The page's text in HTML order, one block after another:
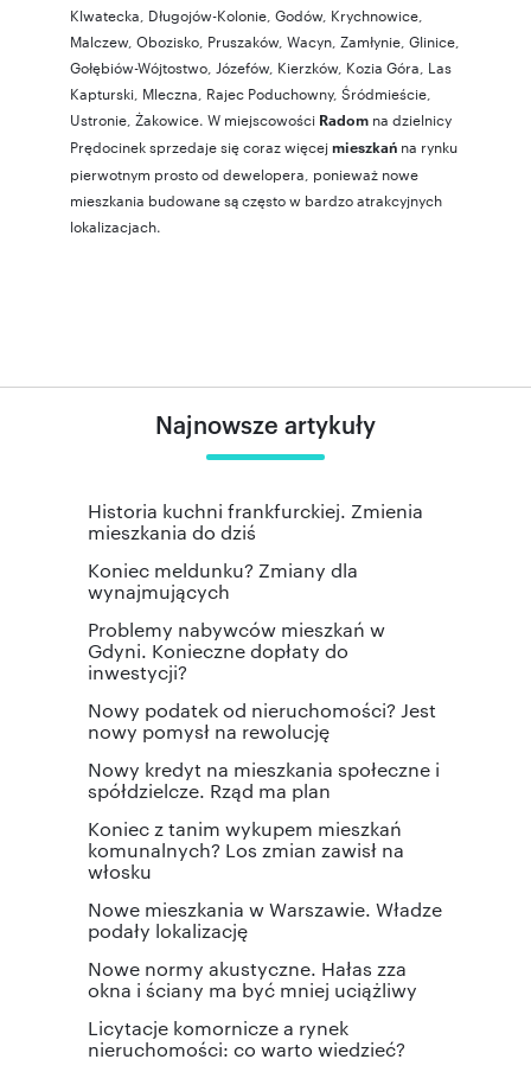
Klwatecka Długojów-Kolonie Godów, Krychnowice
Malczew, Obozisko Pruszaków, Wacyn Zamłynie Glinice
Gołębiów-Wójtostwo Józefów, Kierzków, Kozia Góra Las
Kapturski Mleczna Rajec Poduchowny, Śródmieście
Ustronie Żakowice. W miejscowości Radom na dzielnicy
Prędocinek sprzedaje się coraz więcejmieszkań na rynku
pierwotnym prosto od dewelopera, ponieważ nowe
mieszkania budowane są często w bardzo atrakcyjnych
lokalizacjach.
Najnowsze artykuły
Historia kuchni frankfurckiej. Zmienia
mieszkania do dziś
Koniec meldunku? Zmiany dla
wynajmujących
Problemy nabywców mieszkań w
Gdyni. Konieczne dopłaty do
inwestycji?
Nowy podatek od nieruchomości? Jest
nowy pomysł na rewolucję
Nowy kredyt na mieszkania społeczne i
spółdzielcze. Rząd ma plan
Koniec z tanim wykupem mieszkań
komunalnych? Los zmian zawisł na
włosku
Nowe mieszkania w Warszawie. Władze
podały lokalizację
Nowe normy akustyczne. Hałas zza
okna i ściany ma być mniej uciążliwy
Licytacje komornicze a rynek
nieruchomości: co warto wiedzieć?